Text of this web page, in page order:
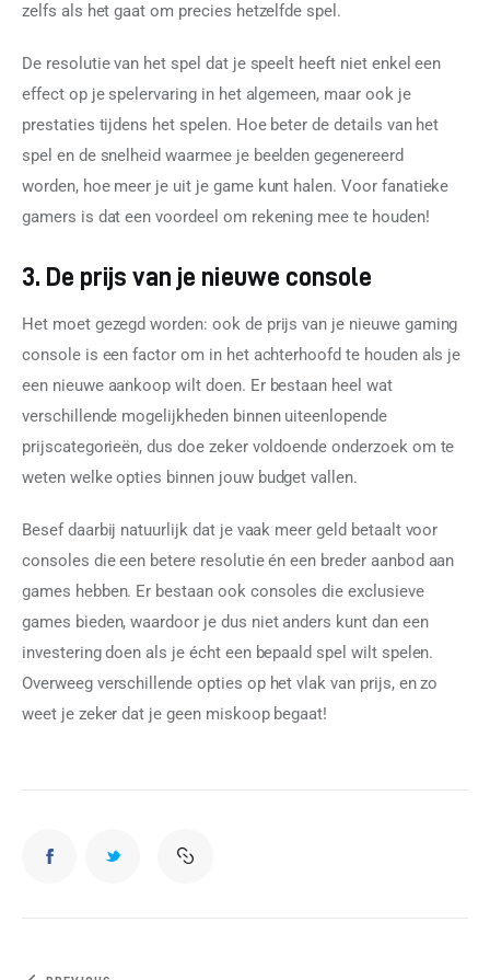
zelfs als het gaat om precies hetzelfde spel.
De resolutie van het spel dat je speelt heeft niet enkel een
effect op je spelervaring in het algemeen, maar ook je
prestaties tijdens het spelen. Hoe beter de details van het
spel en de snelheid waarmee je beelden gegenereerd
worden, hoe meer je uit je game kunt halen. Voor fanatieke
gamers is dat een voordeel om rekening mee te houden!
3. De prijs van je nieuwe console
Het moet gezegd worden: ook de prijs van je nieuwe gaming
console is een factor om in het achterhoofd te houden als je
een nieuwe aankoop wilt doen. Er bestaan heel wat
verschillende mogelijkheden binnen uiteenlopende
prijscategorieën, dus doe zeker voldoende onderzoek om te
weten welke opties binnen jouw budget vallen.
Besef daarbij natuurlijk dat je vaak meer geld betaalt voor
consoles die een betere resolutie én een breder aanbod aan
games hebben. Er bestaan ook consoles die exclusieve
games bieden, waardoor je dus niet anders kunt dan een
investering doen als je écht een bepaald spel wilt spelen.
Overweeg verschillende opties op het vlak van prijs, en zo
weet je zeker dat je geen miskoop begaat!